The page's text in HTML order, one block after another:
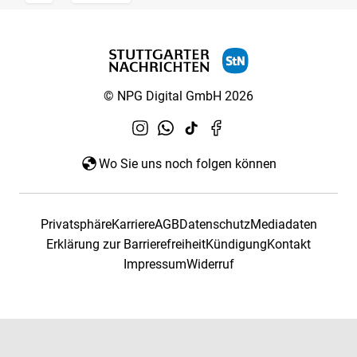
© NPG Digital GmbH 2026
Wo Sie uns noch folgen können
PrivatsphäreKarriereAGBDatenschutzMediadaten
Erklärung zur BarrierefreiheitKündigungKontakt
ImpressumWiderruf